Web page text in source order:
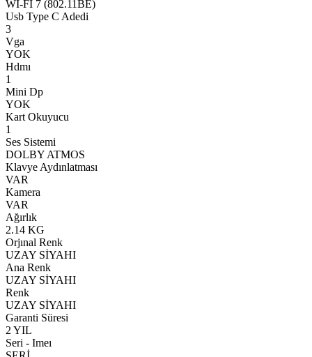
WI-FI 7 (802.11BE)
Usb Type C Adedi
3
Vga
YOK
Hdmı
1
Mini Dp
YOK
Kart Okuyucu
1
Ses Sistemi
DOLBY ATMOS
Klavye Aydınlatması
VAR
Kamera
VAR
Ağırlık
2.14 KG
Orjınal Renk
UZAY SİYAHI
Ana Renk
UZAY SİYAHI
Renk
UZAY SİYAHI
Garanti Süresi
2 YIL
Seri - Imeı